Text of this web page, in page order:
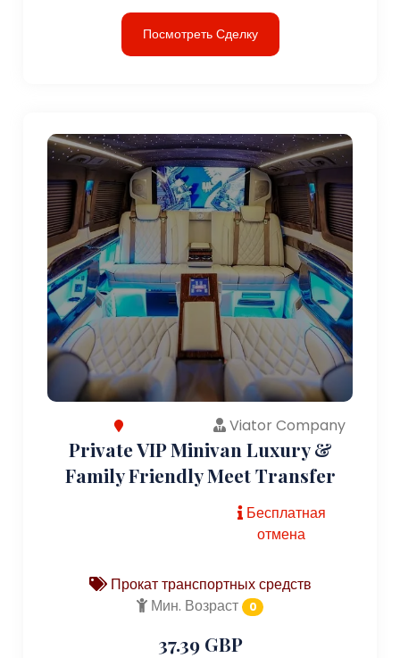
Посмотреть Сделку
Viator Company
Private VIP Minivan Luxury &
Family Friendly Meet Transfer
Бесплатная
отмена
Прокат транспортных средств
Мин. Возраст
0
37.39 GBP